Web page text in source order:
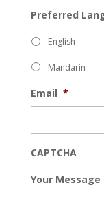
Preferred
English
Mandarin
Email *
CAPTCHA
Your Message